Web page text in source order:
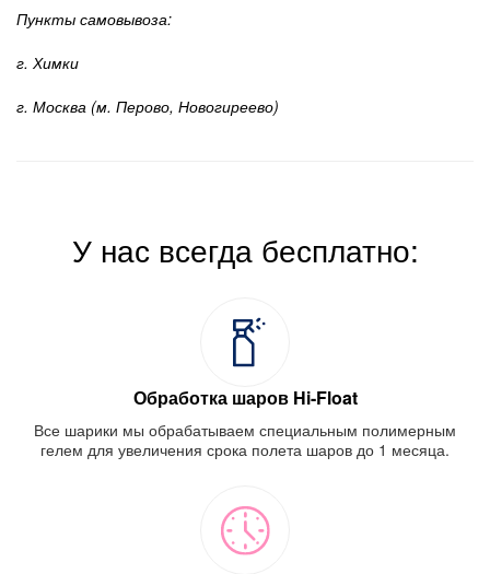
Пункты самовывоза:
г. Химки
г. Москва (м. Перово, Новогиреево)
У нас всегда бесплатно:
Обработка шаров Hi-Float
Все шарики мы обрабатываем специальным полимерным
гелем для увеличения срока полета шаров до 1 месяца.